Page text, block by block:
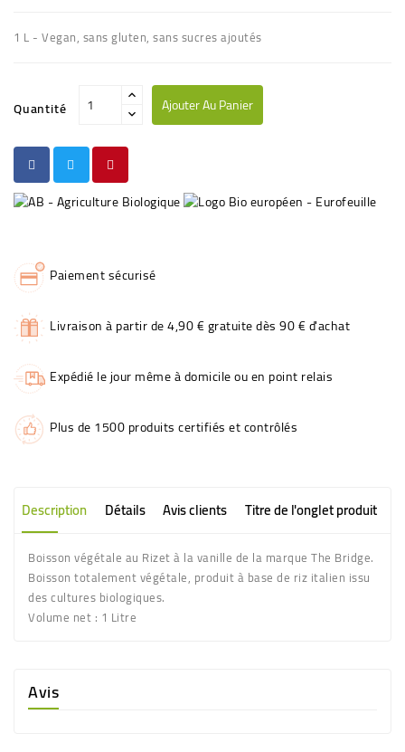
1 L - Vegan, sans gluten, sans sucres ajoutés
Quantité Ajouter Au Panier
Paiement sécurisé
Livraison à partir de 4,90 € gratuite dès 90 € d'achat
Expédié le jour même à domicile ou en point relais
Plus de 1500 produits certifiés et contrôlés
Description Détails Avis clients Titre de l'onglet produit
Boisson végétale au Rizet à la vanille de la marque The Bridge.
Boisson totalement végétale, produit à base de riz italien issu
des cultures biologiques.
Volume net : 1 Litre
Avis